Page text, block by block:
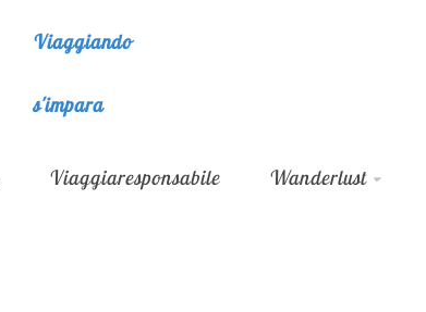
Viaggiando
s'impara
Viaggiaresponsabile Wanderlust